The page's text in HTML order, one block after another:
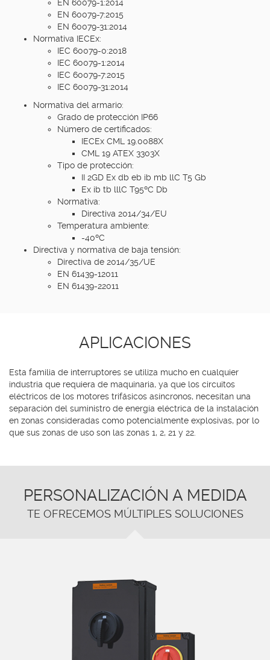
EN 60079-1:2014
EN 60079-7:2015
EN 60079-31:2014
Normativa IECEx:
IEC 60079-0:2018
IEC 60079-1:2014
IEC 60079-7:2015
IEC 60079-31:2014
Normativa del armario:
Grado de protección IP66
Número de certificados:
IECEx CML 19.0088X
CML 19 ATEX 3303X
Tipo de protección:
II 2GD Ex db eb ib mb llC T5 Gb
Ex ib tb lllC T95ºC Db
Normativa:
Directiva 2014/34/EU
Temperatura ambiente:
-40ºC
Directiva y normativa de baja tensión:
Directiva de 2014/35/UE
EN 61439-12011
EN 61439-22011
APLICACIONES
Esta familia de interruptores se utiliza mucho en cualquier
industria que requiera de maquinaria, ya que los circuitos
eléctricos de los motores trifásicos asíncronos, necesitan una
separación del suministro de energía eléctrica de la instalación
en zonas consideradas como potencialmente explosivas, por lo
que sus zonas de uso son las zonas 1, 2, 21 y 22.
PERSONALIZACIÓN A MEDIDA
TE OFRECEMOS MÚLTIPLES SOLUCIONES